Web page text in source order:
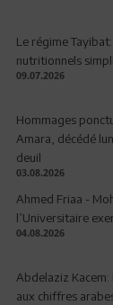
Le régime
nutritionnels
09.07.2026
Hommages
Amara, décédé
deuil
03.08.2026
Ahmed Friaa -
l’Universitaire
04.08.2026
Abdelaziz Kacem:
aux chiffres